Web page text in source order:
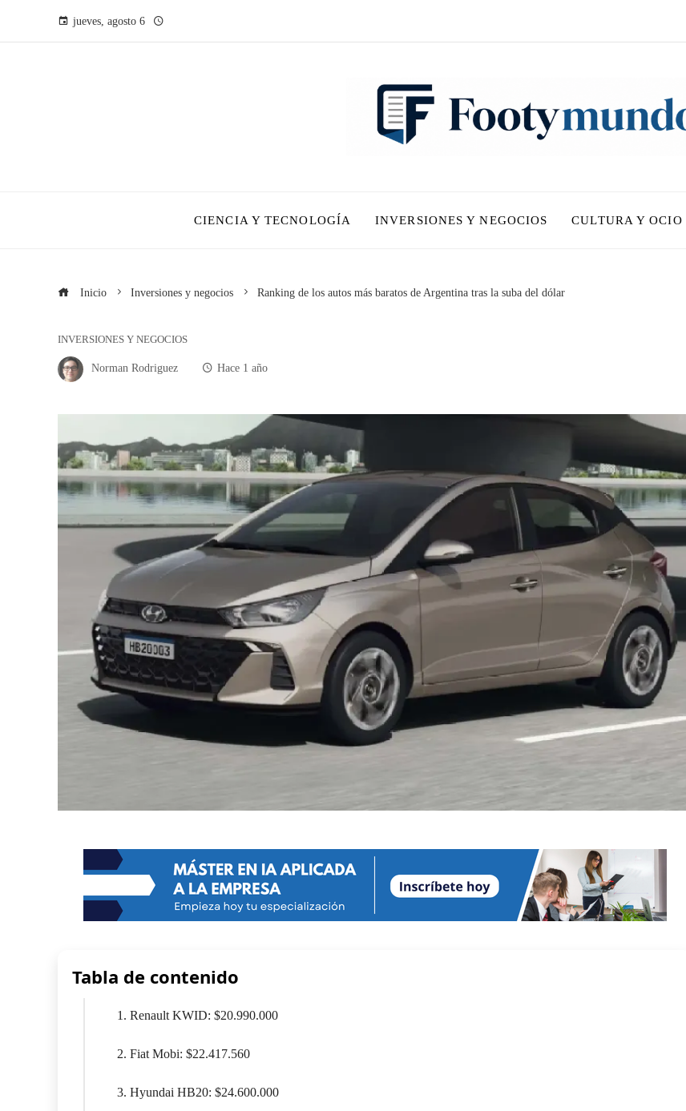
jueves, agosto 6
CIENCIA Y TECNOLOGÍA INVERSIONES Y NEGOCIOS CULTURA Y OCIO
Inicio Inversiones y negocios Ranking de los autos más baratos de Argentina tras la suba del dólar
INVERSIONES Y NEGOCIOS
Norman Rodriguez Hace 1 año
Tabla de contenido
1. Renault KWID: $20.990.000
2. Fiat Mobi: $22.417.560
3. Hyundai HB20: $24.600.000